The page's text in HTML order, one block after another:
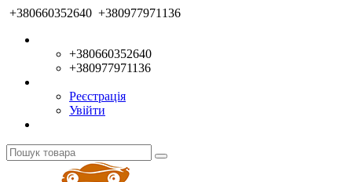
+380660352640 +380977971136
+380660352640
+380977971136
Реєстрація
Увійти